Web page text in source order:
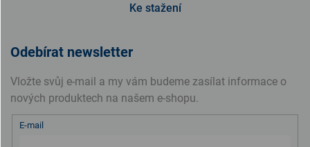
Ke stažení
Odebírat newsletter
Vložte svůj e-mail a my vám budeme zasílat informace o
nových produktech na našem e-shopu.
E-mail